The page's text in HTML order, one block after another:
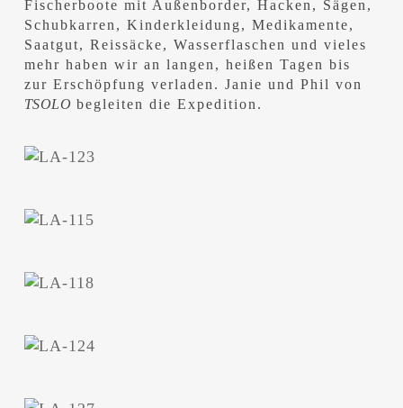
Fischerboote mit Außenborder, Hacken, Sägen,
Schubkarren, Kinderkleidung, Medikamente,
Saatgut, Reissäcke, Wasserflaschen und vieles
mehr haben wir an langen, heißen Tagen bis
zur Erschöpfung verladen. Janie und Phil von
TSOLO begleiten die Expedition.